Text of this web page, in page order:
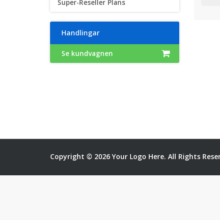
Super-Reseller Plans
Handlingar
Se kundvagnen
Copyright © 2026 Your Logo Here. All Rights